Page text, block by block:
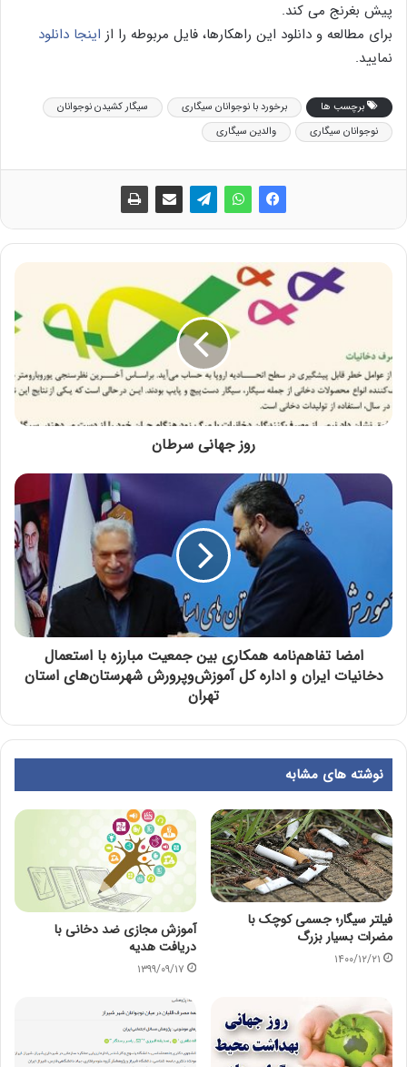
پیش بغرنج می کند.
برای مطالعه و دانلود این راهکارها، فایل مربوطه را از اینجا دانلود
نمایید.
برچسب ها برخورد با نوجوانان سیگاری
سیگار کشیدن نوجوانان
نوجوانان سیگاری
والدین سیگاری
روز جهانی سرطان
امضا تفاهم‌نامه همکاری بین جمعیت مبارزه با استعمال
دخانیات ایران و اداره کل آموزش‌وپرورش شهرستان‌های استان
تهران
نوشته های مشابه
فیلتر سیگار؛ جسمی کوچک با
مضرات بسیار بزرگ
۱۴۰۰/۱۲/۲۱
آموزش مجازی ضد دخانی با
دریافت هدیه
۱۳۹۹/۰۹/۱۷